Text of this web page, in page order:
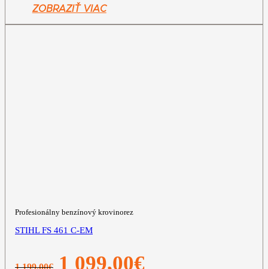
999,00€.
ZOBRAZIŤ VIAC
Profesionálny benzínový krovinorez
STIHL FS 461 C-EM
1 199,00€
Pôvodná
cena
1 099,00€